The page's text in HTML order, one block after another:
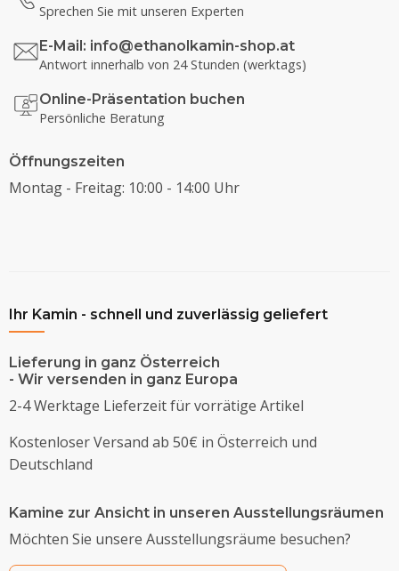
Sprechen Sie mit unseren Experten
E-Mail: info@ethanolkamin-shop.at
Antwort innerhalb von 24 Stunden (werktags)
Online-Präsentation buchen
Persönliche Beratung
Öffnungszeiten
Montag - Freitag: 10:00 - 14:00 Uhr
Ihr Kamin - schnell und zuverlässig geliefert
Lieferung in ganz Österreich
- Wir versenden in ganz Europa
2-4 Werktage Lieferzeit für vorrätige Artikel
Kostenloser Versand ab 50€ in Österreich und
Deutschland
Kamine zur Ansicht in unseren Ausstellungsräumen
Möchten Sie unsere Ausstellungsräume besuchen?